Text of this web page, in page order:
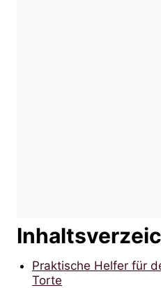
Praktische Helfer für
Torte